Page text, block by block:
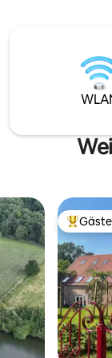
deinen
den
Hier